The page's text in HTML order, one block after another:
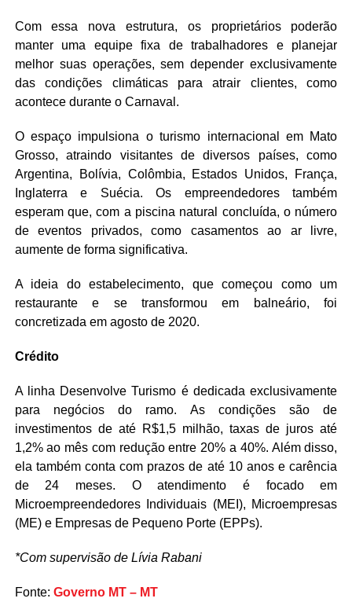
Com essa nova estrutura, os proprietários poderão
manter uma equipe fixa de trabalhadores e planejar
melhor suas operações, sem depender exclusivamente
das condições climáticas para atrair clientes, como
acontece durante o Carnaval.
O espaço impulsiona o turismo internacional em Mato
Grosso, atraindo visitantes de diversos países, como
Argentina, Bolívia, Colômbia, Estados Unidos, França,
Inglaterra e Suécia. Os empreendedores também
esperam que, com a piscina natural concluída, o número
de eventos privados, como casamentos ao ar livre,
aumente de forma significativa.
A ideia do estabelecimento, que começou como um
restaurante e se transformou em balneário, foi
concretizada em agosto de 2020.
Crédito
A linha Desenvolve Turismo é dedicada exclusivamente
para negócios do ramo. As condições são de
investimentos de até R$1,5 milhão, taxas de juros até
1,2% ao mês com redução entre 20% a 40%. Além disso,
ela também conta com prazos de até 10 anos e carência
de 24 meses. O atendimento é focado em
Microempreendedores Individuais (MEI), Microempresas
(ME) e Empresas de Pequeno Porte (EPPs).
*Com supervisão de Lívia Rabani
Fonte: Governo MT – MT